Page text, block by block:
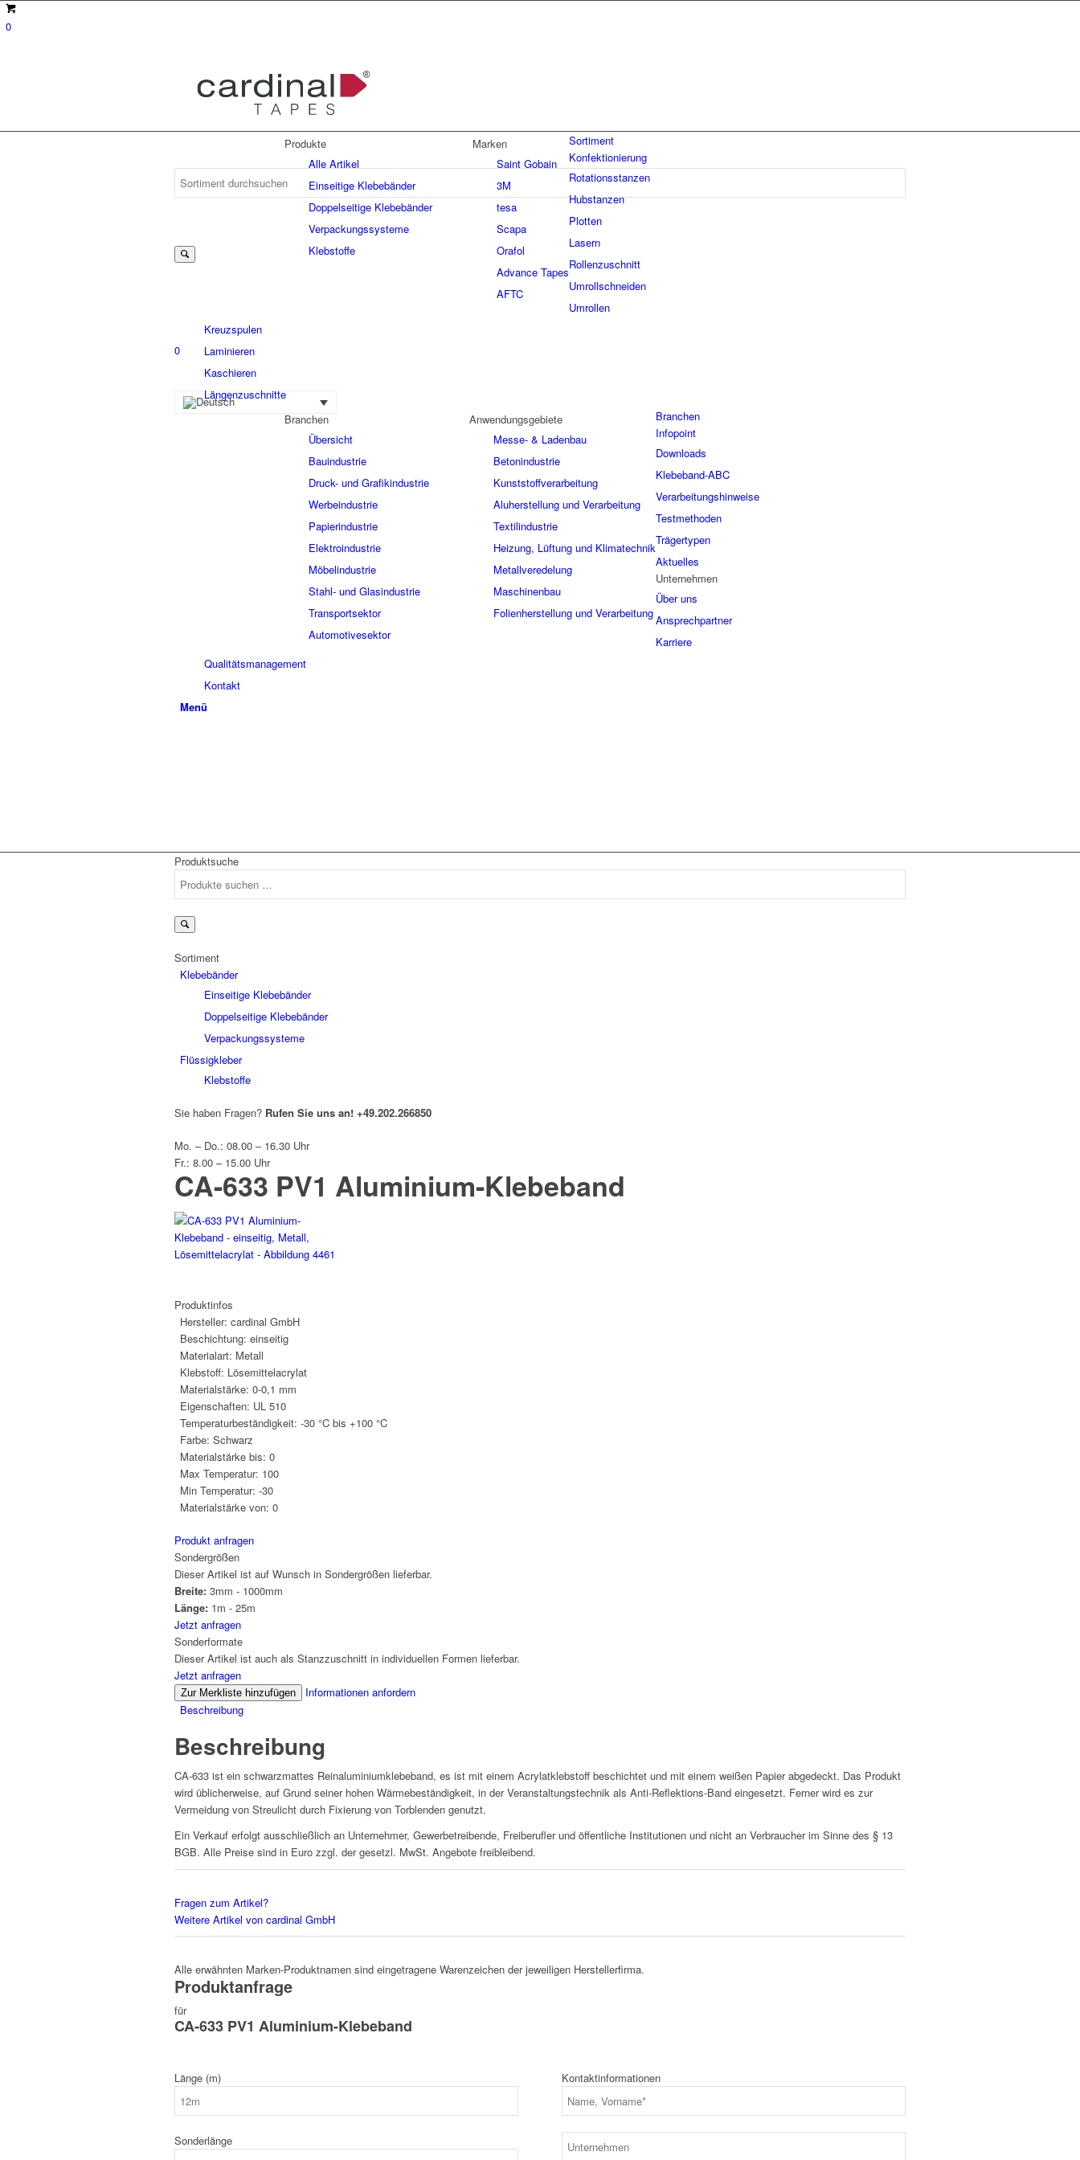
0
0
Sortiment
Produkte
Alle Artikel
Einseitige Klebebänder
Doppelseitige Klebebänder
Verpackungssysteme
Klebstoffe
Marken
Saint Gobain
3M
tesa
Scapa
Orafol
Advance Tapes
AFTC
Konfektionierung
Rotationsstanzen
Hubstanzen
Plotten
Lasern
Rollenzuschnitt
Umrollschneiden
Umrollen
Kreuzspulen
Laminieren
Kaschieren
Längenzuschnitte
Branchen
Branchen
Übersicht
Bauindustrie
Druck- und Grafikindustrie
Werbeindustrie
Papierindustrie
Elektroindustrie
Möbelindustrie
Stahl- und Glasindustrie
Transportsektor
Automotivesektor
Anwendungsgebiete
Messe- & Ladenbau
Betonindustrie
Kunststoffverarbeitung
Aluherstellung und Verarbeitung
Textilindustrie
Heizung, Lüftung und Klimatechnik
Metallveredelung
Maschinenbau
Folienherstellung und Verarbeitung
Infopoint
Downloads
Klebeband-ABC
Verarbeitungshinweise
Testmethoden
Trägertypen
Aktuelles
Unternehmen
Über uns
Ansprechpartner
Karriere
Qualitätsmanagement
Kontakt
Menü
Produktsuche
Sortiment
Klebebänder
Einseitige Klebebänder
Doppelseitige Klebebänder
Verpackungssysteme
Flüssigkleber
Klebstoffe
Sie haben Fragen? Rufen Sie uns an! +49.202.266850
Mo. – Do.: 08.00 – 16.30 Uhr
Fr.: 8.00 – 15.00 Uhr
CA-633 PV1 Aluminium-Klebeband
Produktinfos
Hersteller: cardinal GmbH
Beschichtung: einseitig
Materialart: Metall
Klebstoff: Lösemittelacrylat
Materialstärke: 0-0,1 mm
Eigenschaften: UL 510
Temperaturbeständigkeit: -30 °C bis +100 °C
Farbe: Schwarz
Materialstärke bis: 0
Max Temperatur: 100
Min Temperatur: -30
Materialstärke von: 0
Produkt anfragen
Sondergrößen
Dieser Artikel ist auf Wunsch in Sondergrößen lieferbar.
Breite: 3mm - 1000mm
Länge: 1m - 25m
Jetzt anfragen
Sonderformate
Dieser Artikel ist auch als Stanzzuschnitt in individuellen Formen lieferbar.
Jetzt anfragen
Zur Merkliste hinzufügen
Informationen anfordern
Beschreibung
Beschreibung
CA-633 ist ein schwarzmattes Reinaluminiumklebeband, es ist mit einem Acrylatklebstoff beschichtet und mit einem weißen Papier abgedeckt. Das Produkt
wird üblicherweise, auf Grund seiner hohen Wärmebeständigkeit, in der Veranstaltungstechnik als Anti-Reflektions-Band eingesetzt. Ferner wird es zur
Vermeidung von Streulicht durch Fixierung von Torblenden genutzt.
Ein Verkauf erfolgt ausschließlich an Unternehmer, Gewerbetreibende, Freiberufler und öffentliche Institutionen und nicht an Verbraucher im Sinne des § 13
BGB. Alle Preise sind in Euro zzgl. der gesetzl. MwSt. Angebote freibleibend.
Fragen zum Artikel?
Weitere Artikel von cardinal GmbH
Alle erwähnten Marken-Produktnamen sind eingetragene Warenzeichen der jeweiligen Herstellerfirma.
Produktanfrage
für
CA-633 PV1 Aluminium-Klebeband
Länge (m)
Sonderlänge
Kontaktinformationen